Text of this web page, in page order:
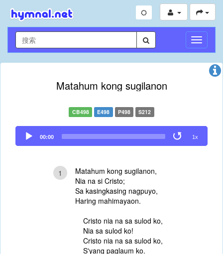
切
换
导
Matahum kong sugilanon
CB498 E498 P498 S212
Audio
Player
00:00 1x
1
Matahum kong sugilanon,
Nia na si Cristo;
Sa kasingkasing nagpuyo,
Haring mahimayaon.
Cristo nia na sa sulod ko,
Nia sa sulod ko!
Cristo nia na sa sulod ko,
S'yang paglaum ko.